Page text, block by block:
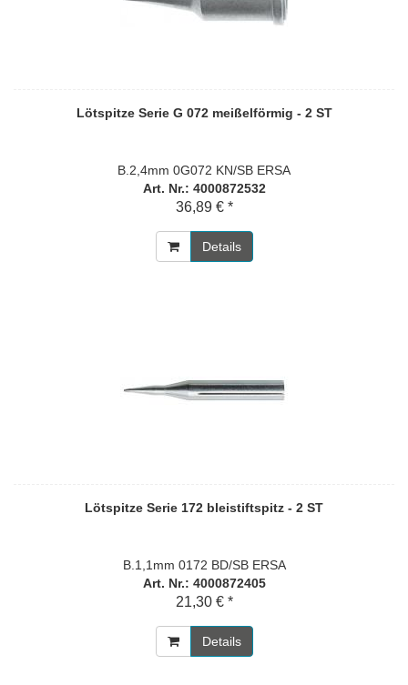
Lötspitze Serie G 072 meißelförmig - 2 ST
B.2,4mm 0G072 KN/SB ERSA
Art. Nr.: 4000872532
36,89 € *
Details
Lötspitze Serie 172 bleistiftspitz - 2 ST
B.1,1mm 0172 BD/SB ERSA
Art. Nr.: 4000872405
21,30 € *
Details